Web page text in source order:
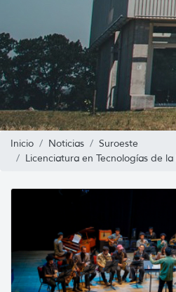
Inicio Noticias
Suroeste
Licenciatura en Tecnologías de